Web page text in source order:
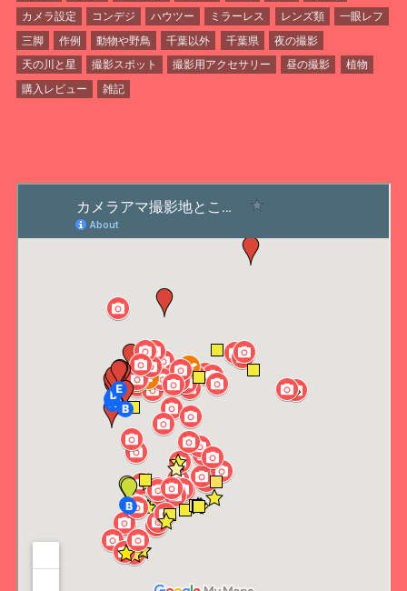
カメラ設定
コンデジ ハウツー ミラーレス レンズ類
一眼レフ
三脚
作例 動物や野鳥 千葉以外 千葉県
夜の撮影
天の川と星
撮影スポット 撮影用アクセサリー 昼の撮影
植物
購入レビュー
雑記